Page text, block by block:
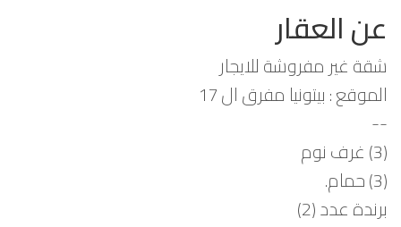
عن العقار
شقة غير مفروشة للايجار
الموقع : بيتونيا مفرق ال 17
--
(3) غرف نوم
(3) حمام.
برندة عدد (2)